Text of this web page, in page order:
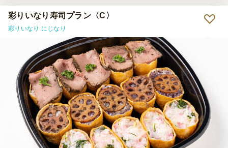
彩りいなり寿司プラン〈C〉
彩りいなり にじなり